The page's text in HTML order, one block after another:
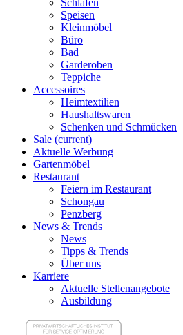
Schlafen
Speisen
Kleinmöbel
Büro
Bad
Garderoben
Teppiche
Accessoires
Heimtextilien
Haushaltswaren
Schenken und Schmücken
Sale (current)
Aktuelle Werbung
Gartenmöbel
Restaurant
Feiern im Restaurant
Schongau
Penzberg
News & Trends
News
Tipps & Trends
Über uns
Karriere
Aktuelle Stellenangebote
Ausbildung